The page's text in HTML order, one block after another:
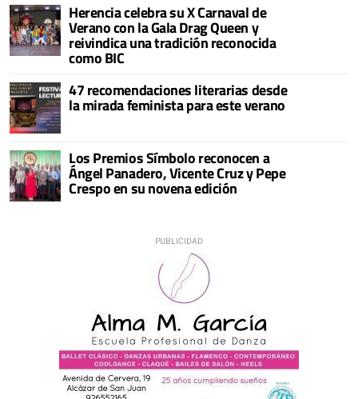
Herencia celebra su X Carnaval de
Verano con la Gala Drag Queen y
reivindica una tradición reconocida
como BIC
47 recomendaciones literarias desde
la mirada feminista para este verano
Los Premios Símbolo reconocen a
Ángel Panadero, Vicente Cruz y Pepe
Crespo en su novena edición